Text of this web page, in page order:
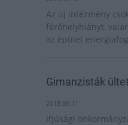
Az új intézmény
férőhelyhiányt,
az épület
Gimanzisták
2018.09.11
Ifjúsági